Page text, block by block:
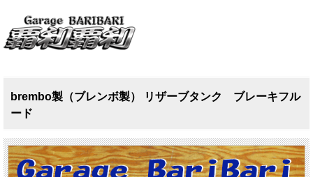
brembo製（ブレンボ製） リザーブタンク ブレーキフル
ード